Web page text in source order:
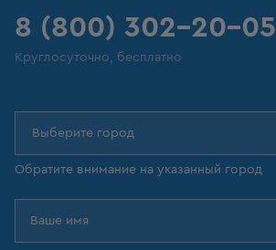
8 (800) 302-20-05
Круглосуточно, бесплатно
Выберите город
Обратите внимание на указанный город